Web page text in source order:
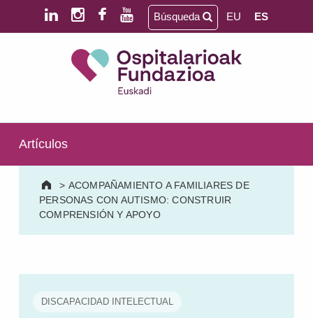
Saltar al contenido principal
Saltar al pie de página
SALUD MENTAL | DISCAPACIDAD INTELECTUAL | NEURORREHABILITACIÓN Y DAÑO CEREBRAL | PERSONA MAYOR
Búsqueda EU ES
Artículos
> ACOMPAÑAMIENTO A FAMILIARES DE
PERSONAS CON AUTISMO: CONSTRUIR
COMPRENSIÓN Y APOYO
DISCAPACIDAD INTELECTUAL